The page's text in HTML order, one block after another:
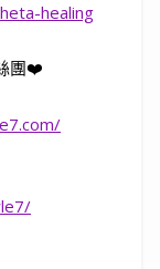
healing
團❤️